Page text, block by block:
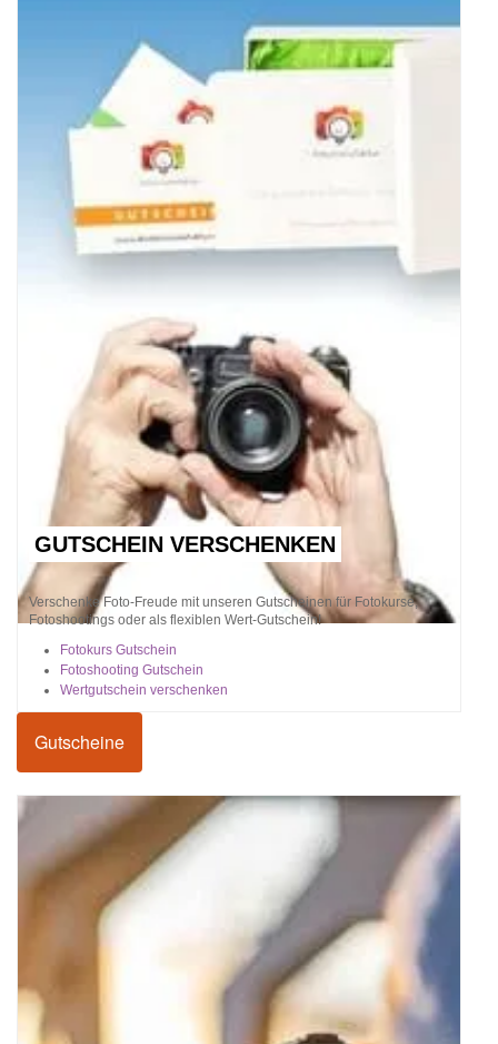
GUTSCHEIN VERSCHENKEN
Verschenke Foto-Freude mit unseren Gutscheinen für Fotokurse,
Fotoshootings oder als flexiblen Wert-Gutschein!
Fotokurs Gutschein
Fotoshooting Gutschein
Wertgutschein verschenken
Gutscheine